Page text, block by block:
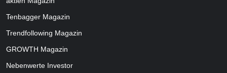
Tenbagger Magazin
Trendfollowing Magazin
GROWTH Magazin
Nebenwerte Investor